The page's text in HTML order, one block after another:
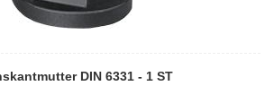
DIN 6331 - 1 ST